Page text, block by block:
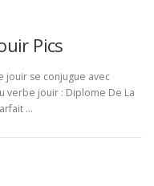
Pics
jouir se conjugue avec
verbe jouir : Diplome De La
…